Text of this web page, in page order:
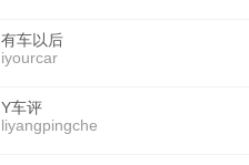
有车以后
iyourcar
Y车评
liyangpingche